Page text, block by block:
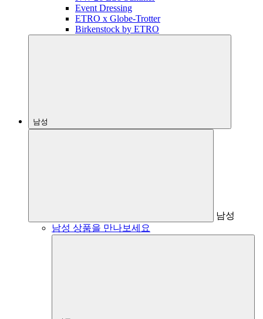
Event Dressing
ETRO x Globe-Trotter
Birkenstock by ETRO
남성
남성
남성 상품을 만나보세요